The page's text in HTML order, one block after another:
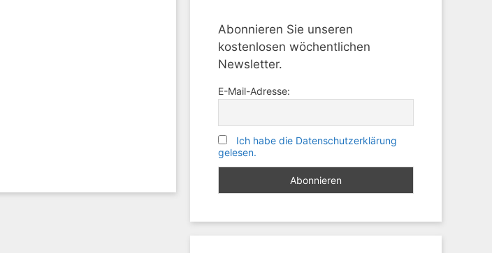
Abonnieren Sie unseren
kostenlosen wöchentlichen
Newsletter.
E-Mail-Adresse:
Ich habe die Datenschutzerklärung
gelesen.